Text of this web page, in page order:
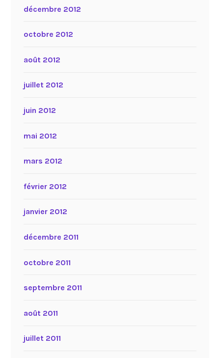
décembre 2012
octobre 2012
août 2012
juillet 2012
juin 2012
mai 2012
mars 2012
février 2012
janvier 2012
décembre 2011
octobre 2011
septembre 2011
août 2011
juillet 2011